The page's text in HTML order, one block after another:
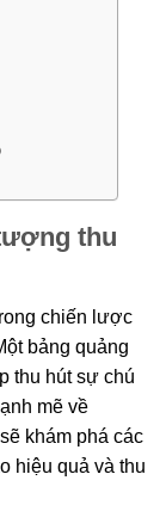
thu
chiến lược
bảng quảng
thu hút sự chú
mẽ về
khám phá các
hiệu quả và thu